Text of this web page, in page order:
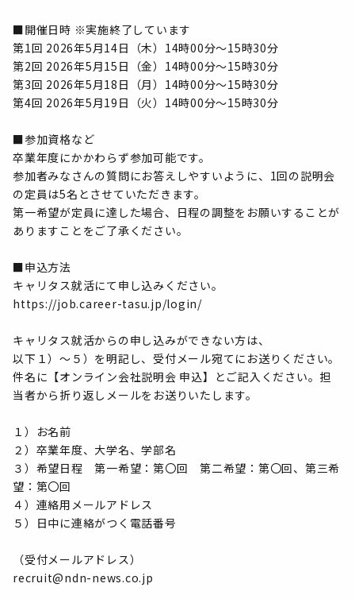
■開催日時 ※実施終了しています
第1回 2026年5月14日（木）14時00分～15時30分
第2回 2026年5月15日（金）14時00分～15時30分
第3回 2026年5月18日（月）14時00分～15時30分
第4回 2026年5月19日（火）14時00分～15時30分
■参加資格など
卒業年度にかかわらず参加可能です。
参加者みなさんの質問にお答えしやすいように、1回の説明会
の定員は5名とさせていただきます。
第一希望が定員に達した場合、日程の調整をお願いすることが
ありますことをご了承ください。
■申込方法
キャリタス就活にて申し込みください。
https://job.career-tasu.jp/login/
キャリタス就活からの申し込みができない方は、
以下１）～５）を明記し、受付メール宛てにお送りください。
件名に【オンライン会社説明会 申込】とご記入ください。担
当者から折り返しメールをお送りいたします。
１）お名前
２）卒業年度、大学名、学部名
３）希望日程 第一希望：第〇回 第二希望：第〇回、第三希
望：第〇回
４）連絡用メールアドレス
５）日中に連絡がつく電話番号
（受付メールアドレス）
recruit@ndn-news.co.jp